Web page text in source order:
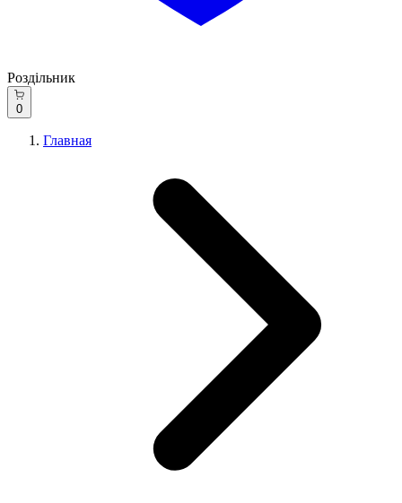
Роздільник
0
Главная